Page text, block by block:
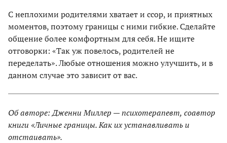
С неплохими родителями хватает и ссор, и приятных
моментов, поэтому границы с ними гибкие. Сделайте
общение более комфортным для себя. Не ищите
отговорки: «Так уж повелось, родителей не
переделать». Любые отношения можно улучшить, и в
данном случае это зависит от вас.
Об авторе: Дженни Миллер — психотерапевт, соавтор
книги «Личные границы. Как их устанавливать и
отстаивать».